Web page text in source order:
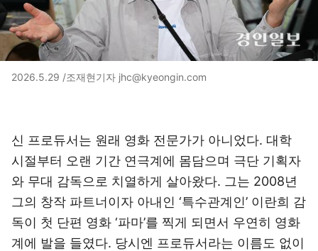
2026.5.29 /조재현기자 jhc@kyeongin.com
신 프로듀서는 원래 영화 전문가가 아니었다. 대학
시절부터 오랜 기간 연극계에 몸담으며 극단 기획자
와 무대 감독으로 치열하게 살아왔다. 그는 2008년
그의 창작 파트너이자 아내인 ‘특수관계인’ 이란희 감
독이 첫 단편 영화 ‘파마’를 찍게 되면서 우연히 영화
계에 발을 들였다. 당시엔 프로듀서라는 이름도 없이